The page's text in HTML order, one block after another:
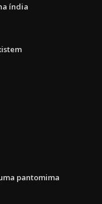
índia
pantomima